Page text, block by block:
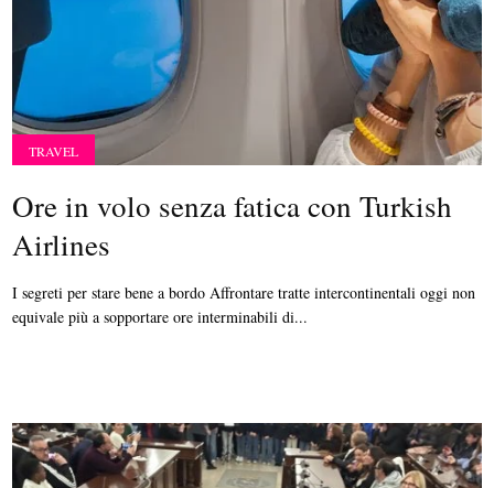
TRAVEL
Ore in volo senza fatica con Turkish
Airlines
I segreti per stare bene a bordo Affrontare tratte intercontinentali oggi non
equivale più a sopportare ore interminabili di...